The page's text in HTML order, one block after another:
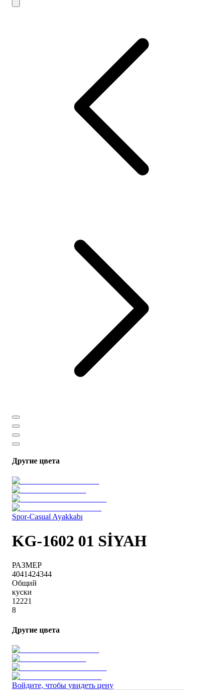
Другие цвета
Spor-Casual Ayakkabı
KG-1602 01 SİYAH
РАЗМЕР
4041424344
Общий
куски
12221
8
Другие цвета
Войдите, чтобы увидеть цену